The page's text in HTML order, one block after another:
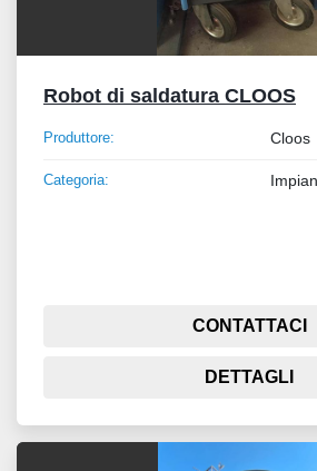
Robot di saldatura CLOOS
Produttore: Cloos
Categoria:
CONTATTACI
DETTAGLI